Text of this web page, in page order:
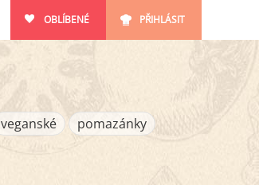
OBLÍBENÉ PŘIHLÁSIT
veganské pomazánky